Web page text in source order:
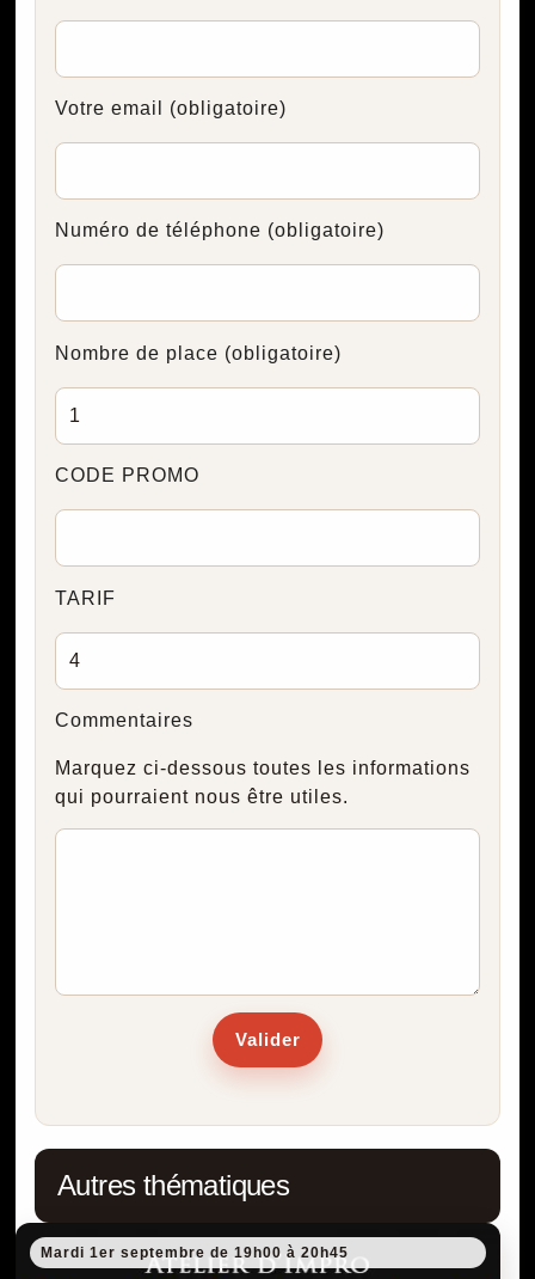
Votre email (obligatoire)
Numéro de téléphone (obligatoire)
Nombre de place (obligatoire)
CODE PROMO
TARIF
Commentaires
Marquez ci-dessous toutes les informations
qui pourraient nous être utiles.
Valider
Autres thématiques
Mardi 1er septembre de 19h00 à 20h45